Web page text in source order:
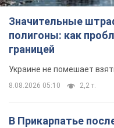
Значительные
полигоны: как
границей
Украине не помешает
8.08.2026 05:10 2,2 т.
В Прикарпатье